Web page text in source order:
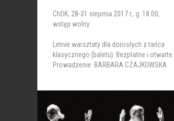
ChDK, 28-31 sieprnia 2017 r., g. 18.00,
wstęp wolny
Letnie warsztaty dla dorosłych z tańca
klasycznego (baletu). Bezpłatne i otwarte.
Prowadzenie: BARBARA CZAJKOWSKA.